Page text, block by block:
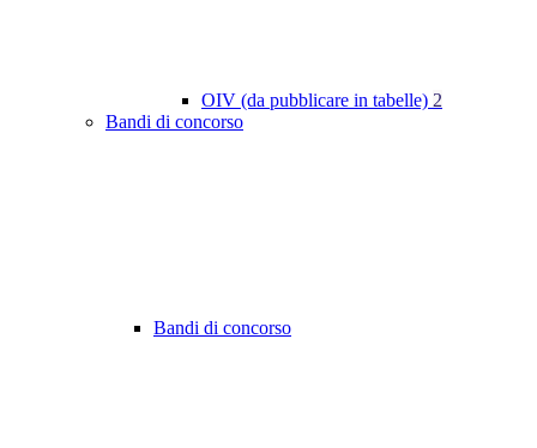
OIV (da pubblicare in tabelle) 2
Bandi di concorso
Bandi di concorso